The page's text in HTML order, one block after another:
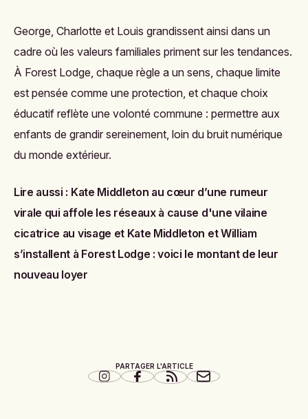
George, Charlotte et Louis grandissent ainsi dans un
cadre où les valeurs familiales priment sur les tendances.
À Forest Lodge, chaque règle a un sens, chaque limite
est pensée comme une protection, et chaque choix
éducatif reflète une volonté commune : permettre aux
enfants de grandir sereinement, loin du bruit numérique
du monde extérieur.
Lire aussi : Kate Middleton au cœur d’une rumeur
virale qui affole les réseaux à cause d'une vilaine
cicatrice au visage et Kate Middleton et William
s’installent à Forest Lodge : voici le montant de leur
nouveau loyer
PARTAGER L'ARTICLE